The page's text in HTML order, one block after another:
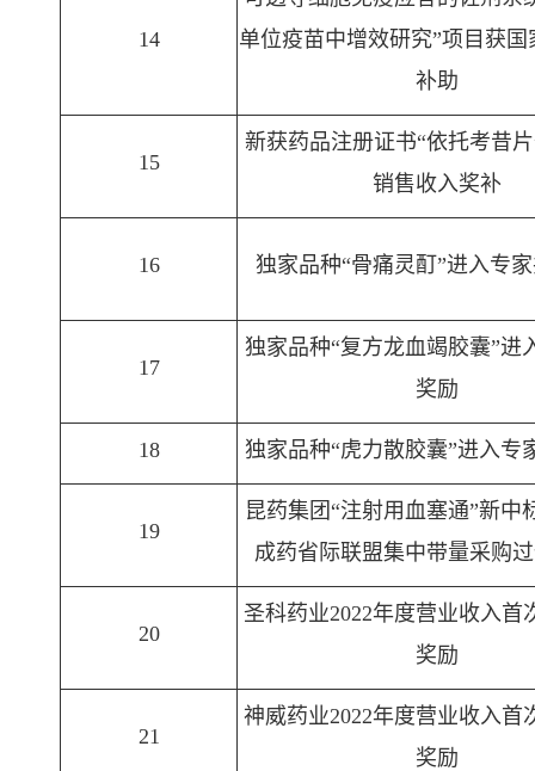
14
单位疫苗中增效研究”项目获国
补助
15
新获药品注册证书“依托考昔片
销售收入奖补
16 独家品种“骨痛灵酊”进入专
17
独家品种“复方龙血竭胶囊”进
奖励
18 独家品种“虎力散胶囊”进入专
19
昆药集团“注射用血塞通”新中
成药省际联盟集中带量采购
20
圣科药业2022年度营业收入首
奖励
21
神威药业2022年度营业收入首
奖励